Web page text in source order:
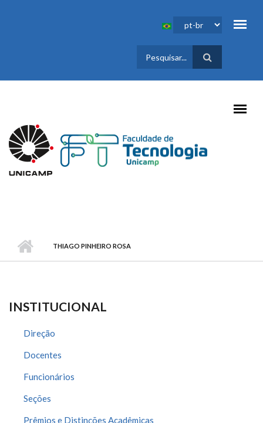
FORMULÁRIO
DE BUSCA
THIAGO PINHEIRO ROSA
INSTITUCIONAL
Direção
Docentes
Funcionários
Seções
Prêmios e Distinções Acadêmicas